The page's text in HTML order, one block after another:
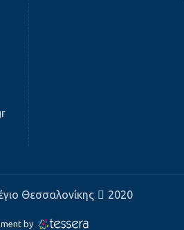
Θεσσαλονίκης 2020
by